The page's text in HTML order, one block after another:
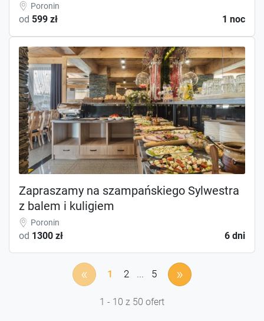
Poronin
od 599 zł 1 noc
Zapraszamy na szampańskiego Sylwestra
z balem i kuligiem
Poronin
od 1300 zł 6 dni
« 1 2 ... 5 »
1 - 10 z 50 ofert